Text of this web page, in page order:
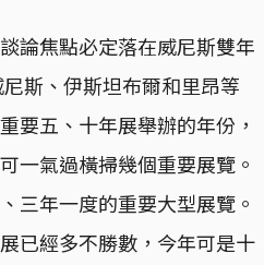
論焦點必定落在威尼斯雙年
斯、伊斯坦布爾和里昂等
要五、十年展舉辦的年份，
一氣過橫掃幾個重要展覽。
三年一度的重要大型展覽。
已經多不勝數，今年可是十